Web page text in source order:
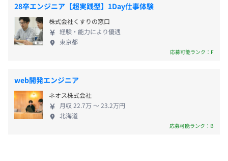
14.0時間
前年度の有給休暇の平均取得日数
13.0日
前事業年度の育児休業取得者数／出産者数
女性2人/2人
役員及び管理的地位にある者に占める女性の割合
役員0.0%
管理職21.2%
28卒エンジニア【超実践型】1Day仕事体験
株式会社くすりの窓口
経験・能力により優遇
東京都
応募可能ランク：F
web開発エンジニア
ネオス株式会社
月収 22.7万 〜 23.2万円
北海道
応募可能ランク：B